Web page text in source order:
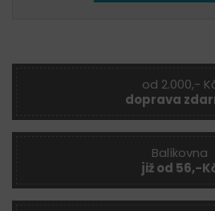
od 2.000,-
doprava
Balíkovna
již od 56,-